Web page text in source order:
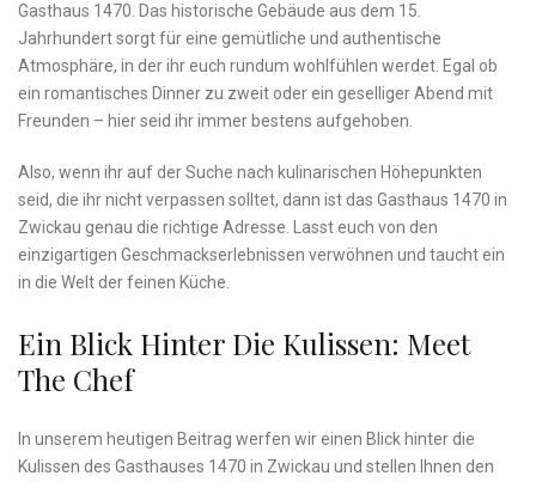
Gasthaus 1470. Das historische ⁤Gebäude aus dem 15.
Jahrhundert sorgt für eine‌ gemütliche ⁣und authentische⁢
Atmosphäre, in der ihr euch rundum wohlfühlen werdet. Egal ob⁤
ein romantisches Dinner zu⁣ zweit oder ein ⁢geselliger Abend⁤ mit
Freunden – hier seid ihr immer bestens aufgehoben.
Also, wenn ihr auf⁣ der Suche nach kulinarischen Höhepunkten
seid, die ihr nicht verpassen solltet, dann ist das Gasthaus 1470 in
Zwickau genau⁢ die richtige Adresse. Lasst euch⁤ von den
einzigartigen ⁣Geschmackserlebnissen​ verwöhnen und taucht ein
in⁢ die ⁤Welt ‌der ⁢feinen Küche.
Ein ‍Blick Hinter Die Kulissen: Meet⁣
The Chef
In unserem heutigen Beitrag werfen‌ wir einen Blick hinter die
Kulissen des Gasthauses⁢ 1470 in Zwickau und stellen Ihnen​ den